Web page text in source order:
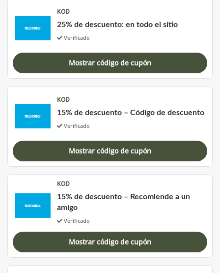
KOD
25% de descuento: en todo el sitio
Verificado
Mostrar código de cupón
KOD
15% de descuento – Código de descuento
Verificado
Mostrar código de cupón
KOD
15% de descuento – Recomiende a un
amigo
Verificado
Mostrar código de cupón